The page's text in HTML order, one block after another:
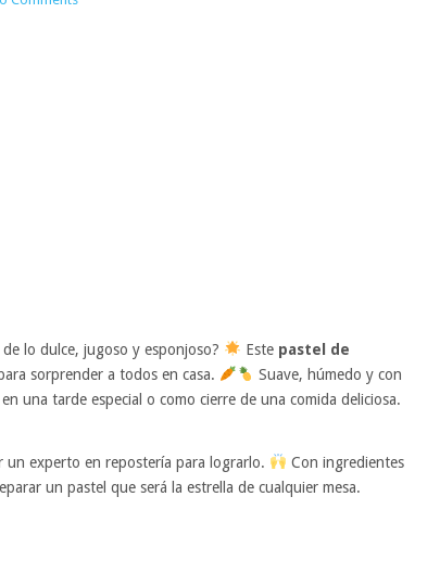
lo dulce, jugoso y esponjoso? Este pastel de
sorprender a todos en casa.
Suave, húmedo y con
una tarde especial o como cierre de una comida deliciosa.
un experto en repostería para lograrlo.
Con ingredientes
un pastel que será la estrella de cualquier mesa.